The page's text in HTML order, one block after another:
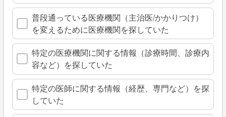
普段通っている医療機関（主治医/かかりつけ）
を変えるために医療機関を探していた
特定の医療機関に関する情報（診療時間、診療内
容など）を探していた
特定の医師に関する情報（経歴、専門など）を探
していた